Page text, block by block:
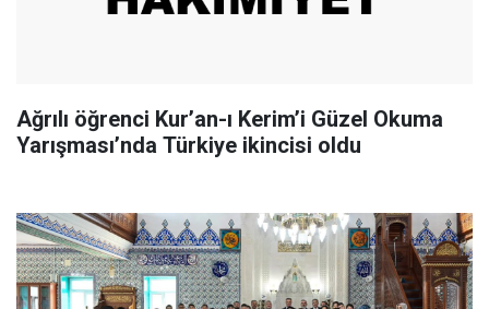
Ağrılı öğrenci Kur’an-ı Kerim’i Güzel Okuma
Yarışması’nda Türkiye ikincisi oldu